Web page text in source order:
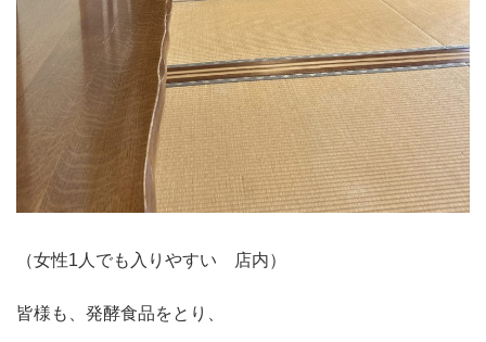
（女性1人でも入りやすい 店内）
皆様も、発酵食品をとり、